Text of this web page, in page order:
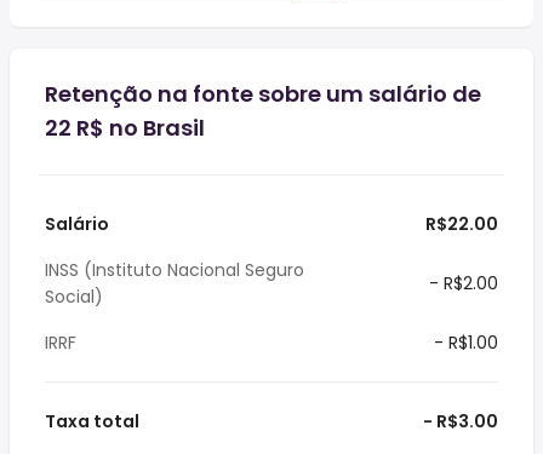
Retenção na fonte sobre um salário de
22 R$ no Brasil
Salário
R$22.00
INSS (Instituto Nacional Seguro
Social)
- R$2.00
IRRF - R$1.00
Taxa total - R$3.00